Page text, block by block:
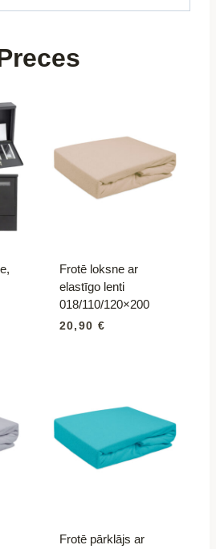
Frotē loksne ar
elastīgo lenti
018/110/120×200
20,90 €
Frotē pārklājs ar